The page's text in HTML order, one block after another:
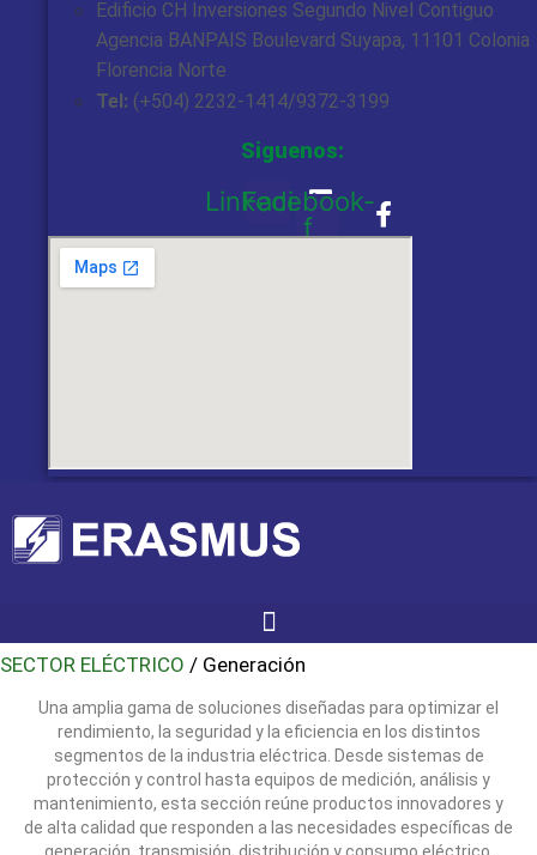
Edificio CH Inversiones Segundo Nivel Contiguo
Agencia BANPAIS Boulevard Suyapa, 11101 Colonia
Florencia Norte
Tel: (+504) 2232-1414/9372-3199
Siguenos:
Linkedin
Facebook-
f
SECTOR ELÉCTRICO / Generación
Una amplia gama de soluciones diseñadas para optimizar el
rendimiento, la seguridad y la eficiencia en los distintos
segmentos de la industria eléctrica. Desde sistemas de
protección y control hasta equipos de medición, análisis y
mantenimiento, esta sección reúne productos innovadores y
de alta calidad que responden a las necesidades específicas de
generación, transmisión, distribución y consumo eléctrico.